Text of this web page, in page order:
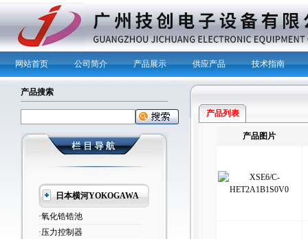
网站首页 公司简介 产品展示 供应产品 技术指南
产品搜索
日本横河YOKOGAWA
·氧化锆锆池
·压力控制器
产品列表
产品图片